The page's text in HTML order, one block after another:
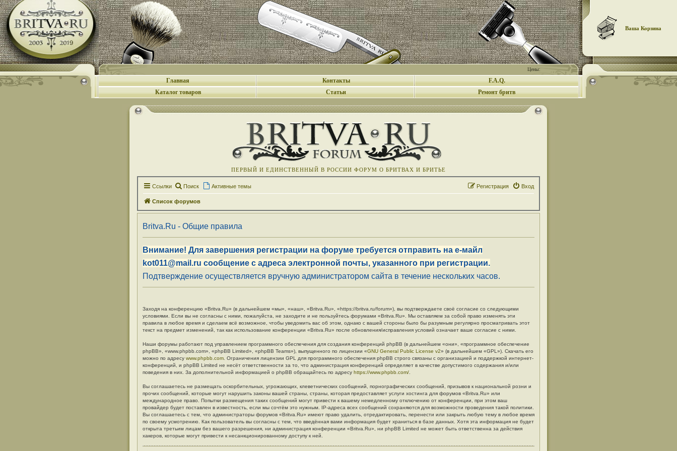
Цены:
Ваша Корзина
Главная Контакты
F.A.Q.
Каталог товаров
Статьи Ремонт бритв
ПЕРВЫЙ И ЕДИНСТВЕННЫЙ В РОССИИ ФОРУМ О БРИТВАХ И БРИТЬЕ
Ссылки Поиск Активные темы Вход
Регистрация
Список форумов
Britva.Ru - Общие правила
Внимание! Для завершения регистрации на форуме требуется отправить на е-майл
kot011@mail.ru сообщение с адреса электронной почты, указанного при регистрации.
Подтверждение осуществляется вручную администратором сайта в течение нескольких часов.
Заходя на конференцию «Britva.Ru» (в дальнейшем «мы», «наш», «Britva.Ru», «https://britva.ru/forum»), вы подтверждаете своё согласие со следующими
условиями. Если вы не согласны с ними, пожалуйста, не заходите и не пользуйтесь форумами «Britva.Ru». Мы оставляем за собой право изменять эти
правила в любое время и сделаем всё возможное, чтобы уведомить вас об этом, однако с вашей стороны было бы разумным регулярно просматривать этот
текст на предмет изменений, так как использование конференции «Britva.Ru» после обновления/исправления условий означает ваше согласие с ними.
Наши форумы работают под управлением программного обеспечения для создания конференций phpBB (в дальнейшем «они», «программное обеспечение
phpBB», «www.phpbb.com», «phpBB Limited», «phpBB Teams»), выпущенного по лицензии «GNU General Public License v2» (в дальнейшем «GPL»). Скачать его
можно по адресу www.phpbb.com . Ограничения лицензии GPL для программного обеспечения phpBB строго связаны с организацией и поддержкой интернет-
конференций, и phpBB Limited не несёт ответственности за то, что администрация конференций определяет в качестве допустимого содержания и/или
поведения в них. За дополнительной информацией о phpBB обращайтесь по адресу https://www.phpbb.com/
Вы соглашаетесь не размещать оскорбительных, угрожающих, клеветнических сообщений, порнографических сообщений, призывов к национальной розни и
прочих сообщений, которые могут нарушить законы вашей страны, страны, которая предоставляет услуги хостинга для форумов «Britva.Ru» или
международное право. Попытки размещения таких сообщений могут привести к вашему немедленному отключению от конференции, при этом ваш
провайдер будет поставлен в известность, если мы сочтём это нужным. IP-адреса всех сообщений сохраняются для возможности проведения такой политики.
Вы соглашаетесь с тем, что администраторы форумов «Britva.Ru» имеют право удалить, отредактировать, перенести или закрыть любую тему в любое время
по своему усмотрению. Как пользователь вы согласны с тем, что введённая вами информация будет храниться в базе данных. Хотя эта информация не будет
открыта третьим лицам без вашего разрешения, ни администрация конференции «Britva.Ru», ни phpBB Limited не может быть ответственна за действия
хакеров, которые могут привести к несанкционированному доступу к ней.